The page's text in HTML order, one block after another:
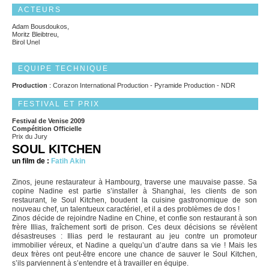
ACTEURS
Adam Bousdoukos,
Moritz Bleibtreu,
Birol Unel
EQUIPE TECHNIQUE
Production : Corazon International Production - Pyramide Production - NDR
FESTIVAL ET PRIX
Festival de Venise 2009
Compétition Officielle
Prix du Jury
SOUL KITCHEN
un film de : Fatih Akin
Zinos, jeune restaurateur à Hambourg, traverse une mauvaise passe. Sa
copine Nadine est partie s’installer à Shanghai, les clients de son
restaurant, le Soul Kitchen, boudent la cuisine gastronomique de son
nouveau chef, un talentueux caractériel, et il a des problèmes de dos !
Zinos décide de rejoindre Nadine en Chine, et confie son restaurant à son
frère Illias, fraîchement sorti de prison. Ces deux décisions se révèlent
désastreuses : Illias perd le restaurant au jeu contre un promoteur
immobilier véreux, et Nadine a quelqu’un d’autre dans sa vie ! Mais les
deux frères ont peut-être encore une chance de sauver le Soul Kitchen,
s’ils parviennent à s’entendre et à travailler en équipe.